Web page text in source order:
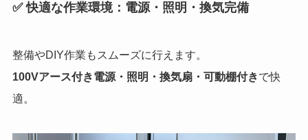
✅ 快適な作業環境：電源・照明・換気完備
整備やDIY作業もスムーズに行えます。
100Vアース付き電源・照明・換気扇・可動棚付きで快
適。